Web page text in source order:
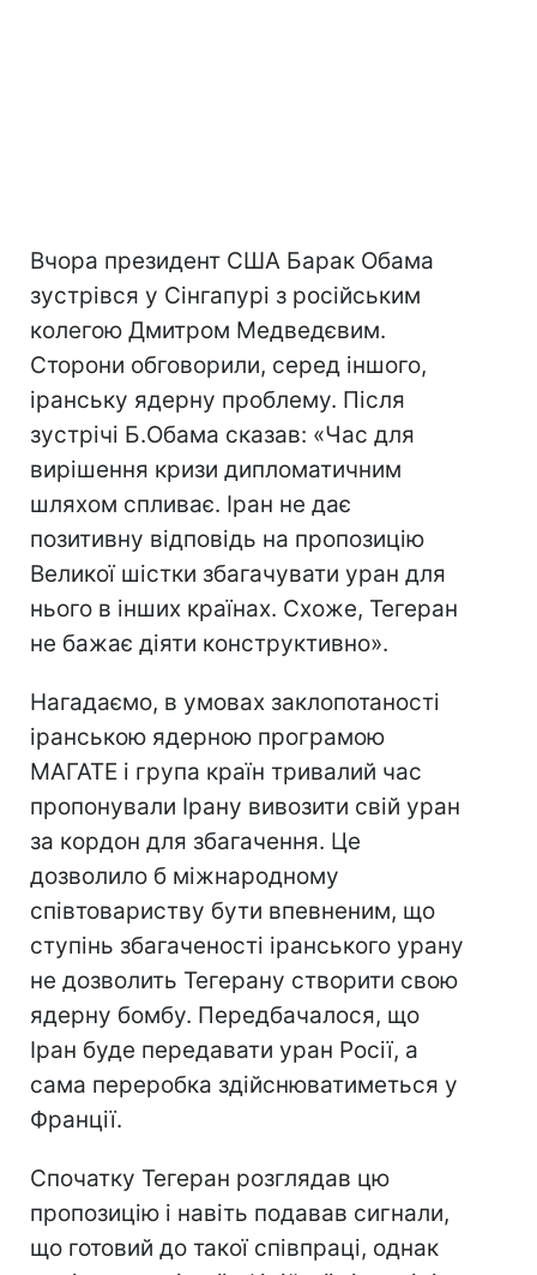
Вчора президент США Барак Обама
зустрівся у Сінгапурі з російським
колегою Дмитром Медведєвим.
Сторони обговорили, серед іншого,
іранську ядерну проблему. Після
зустрічі Б.Обама сказав: «Час для
вирішення кризи дипломатичним
шляхом спливає. Іран не дає
позитивну відповідь на пропозицію
Великої шістки збагачувати уран для
нього в інших країнах. Схоже, Тегеран
не бажає діяти конструктивно».
Нагадаємо, в умовах заклопотаності
іранською ядерною програмою
МАГАТЕ і група країн тривалий час
пропонували Ірану вивозити свій уран
за кордон для збагачення. Це
дозволило б міжнародному
співтовариству бути впевненим, що
ступінь збагаченості іранського урану
не дозволить Тегерану створити свою
ядерну бомбу. Передбачалося, що
Іран буде передавати уран Росії, а
сама переробка здійснюватиметься у
Франції.
Спочатку Тегеран розглядав цю
пропозицію і навіть подавав сигнали,
що готовий до такої співпраці, однак